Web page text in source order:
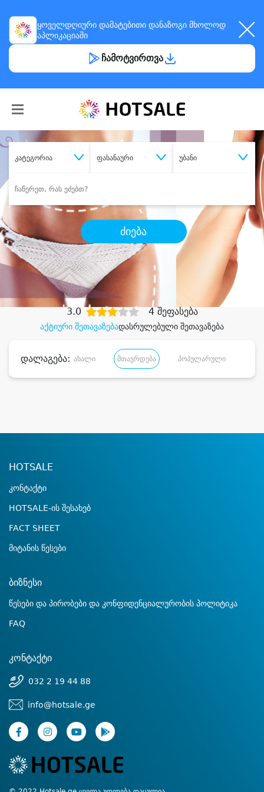
ყოველდღიური დამატებითი დანაზოგი მხოლოდ
აპლიკაციაში
ჩამოტვირთვა
კატეგორია ფასანაური უბანი
ძიება
შეიძინესასურველი მომსახურება
დიდი დანაზოგით
აქტიური შეთავაზებადასრულებული შეთავაზება
3.0 4 შეფასება
დალაგება: ახალი მთავრდება პოპულარული
HOTSALE
კონტაქტი
HOTSALE-ის შესახებ
FACT SHEET
მიტანის წესები
ბიზნესი
წესები და პირობები და კონფიდენციალურობის პოლიტიკა
FAQ
კონტაქტი
032 2 19 44 88
info@hotsale.ge